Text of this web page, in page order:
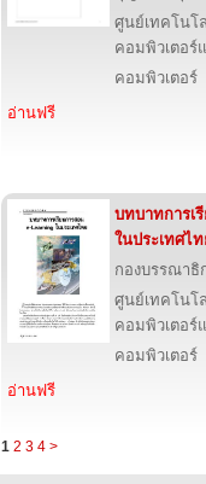
ศูนย์เทคโนโ
คอมพิวเตอร์
คอมพิวเตอร์
อ่านฟรี
บทบาทการเ
ในประเทศไ
กองบรรณาธิ
ศูนย์เทคโนโ
คอมพิวเตอร์
คอมพิวเตอร์
อ่านฟรี
1 2 3 4 >